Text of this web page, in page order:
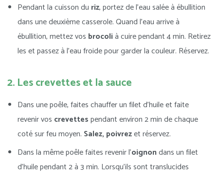
Pendant la cuisson du riz, portez de l’eau salée à ébullition
dans une deuxième casserole. Quand l’eau arrive à
ébullition, mettez vos brocolià cuire pendant 4 min. Retirez
les et passez à l’eau froide pour garder la couleur. Réservez.
2. Les crevettes et la sauce
Dans une poêle, faites chauffer un filet d’huile et faite
revenir vos crevettespendant environ 2 min de chaque
coté sur feu moyen. Salez, poivrezet réservez.
Dans la même poêle faites revenir l’oignondans un filet
d’huile pendant 2 à 3 min. Lorsqu’ils sont translucides